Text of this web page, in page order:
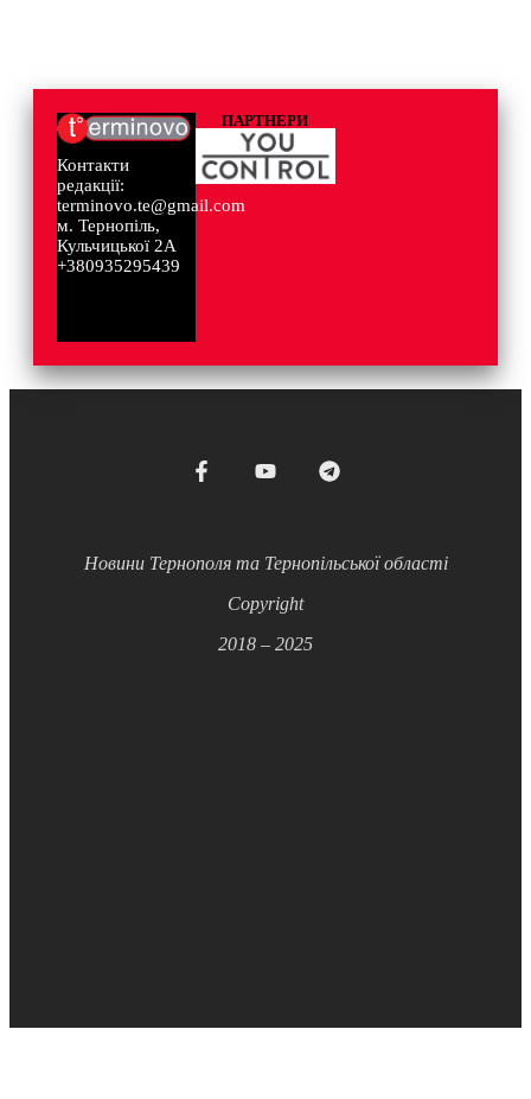
Контакти
редакції:
terminovo.te@gmail.com
м. Тернопіль,
Кульчицької 2А
+380935295439
ПАРТНЕРИ
Новини Тернополя та Тернопільської області
Copyright
2018 – 2025